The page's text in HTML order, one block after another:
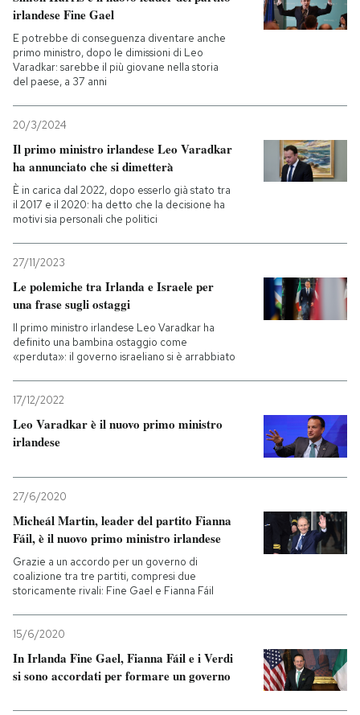
PODCAST
NEWSLETTER
I MIEI PREFERITI
SHOP
CALENDARIO
AREA PERSONALE
irlandese Fine Gael
E potrebbe di conseguenza diventare anche
primo ministro, dopo le dimissioni di Leo
Varadkar: sarebbe il più giovane nella storia
del paese, a 37 anni
20/3/2024
Il primo ministro irlandese Leo Varadkar
ha annunciato che si dimetterà
È in carica dal 2022, dopo esserlo già stato tra
il 2017 e il 2020: ha detto che la decisione ha
motivi sia personali che politici
27/11/2023
Le polemiche tra Irlanda e Israele per
una frase sugli ostaggi
Il primo ministro irlandese Leo Varadkar ha
definito una bambina ostaggio come
«perduta»: il governo israeliano si è arrabbiato
17/12/2022
Leo Varadkar è il nuovo primo ministro
irlandese
27/6/2020
Micheál Martin, leader del partito Fianna
Fáil, è il nuovo primo ministro irlandese
Grazie a un accordo per un governo di
coalizione tra tre partiti, compresi due
storicamente rivali: Fine Gael e Fianna Fáil
15/6/2020
In Irlanda Fine Gael, Fianna Fáil e i Verdi
si sono accordati per formare un governo